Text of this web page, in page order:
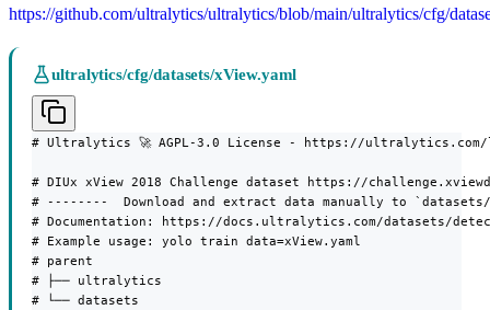
https://github.com/ultralytics/ultralytics/blob/main/ultralytics/cfg/
ultralytics/cfg/datasets/xView.yaml
# Ultralytics 🚀 AGPL-3.0 License - https://ultralytics.com/
# DIUx xView 2018 Challenge dataset https://
# --------  Download and extract data manually to
# Documentation: https://docs.ultralytics.com/datasets/
# Example usage: yolo train data=xView.yaml
# parent
# ├── ultralytics
# └── datasets